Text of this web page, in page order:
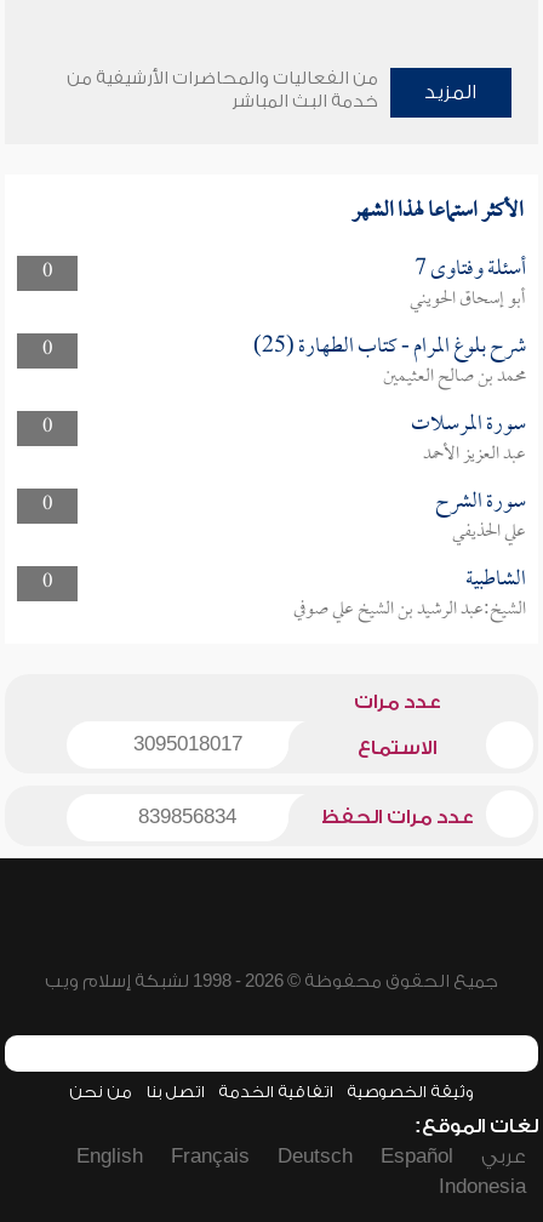
المزيد
من الفعاليات والمحاضرات الأرشيفية من
خدمة البث المباشر
الأكثر استماعا لهذا الشهر
0 أسئلة وفتاوى 7
أبو إسحاق الحويني
0
شرح بلوغ المرام - كتاب الطهارة (25)
محمد بن صالح العثيمين
0
سورة المرسلات
عبد العزيز الأحمد
0
سورة الشرح
علي الحذيفي
0
الشاطبية
الشيخ:عبد الرشيد بن الشيخ علي صوفي
عدد مرات
الاستماع 3095018017
عدد مرات الحفظ 839856834
جميع الحقوق محفوظة © 2026 - 1998 لشبكة إسلام ويب
وثيقة الخصوصية اتفاقية الخدمة اتصل بنا من نحن
لغات الموقع:
عربي
Español
Deutsch
Français
English
Indonesia